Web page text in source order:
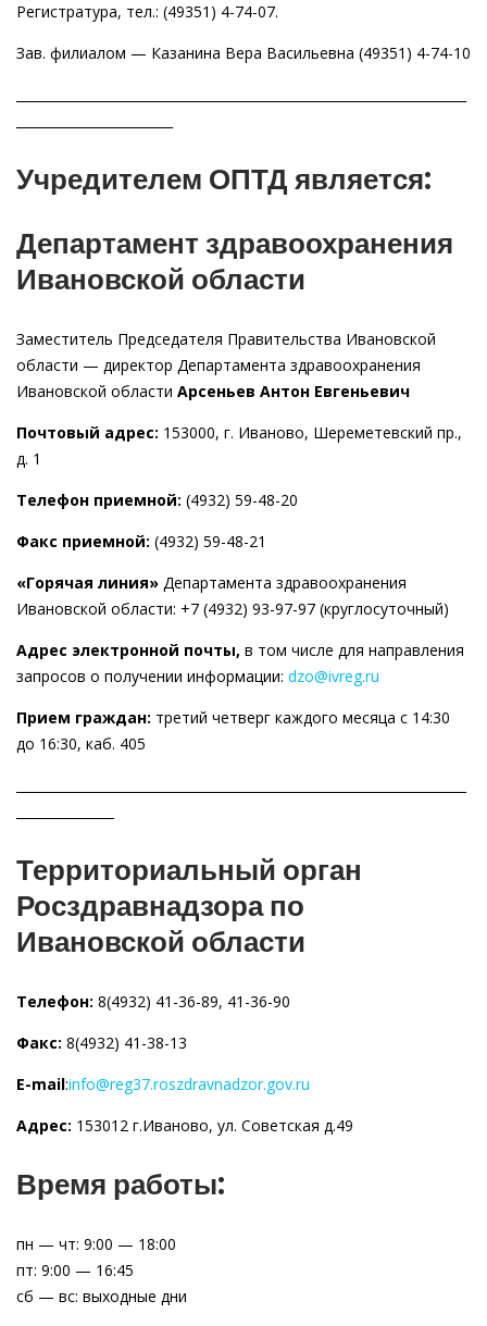
Регистратура, тел.: (49351) 4-74-07.
Зав. филиалом — Казанина Вера Васильевна (49351) 4-74-10
Учредителем ОПТД является:
Департамент здравоохранения
Ивановской области
Заместитель Председателя Правительства Ивановской
области — директор Департамента здравоохранения
Ивановской области Арсеньев Антон Евгеньевич
Почтовый адрес: 153000, г. Иваново, Шереметевский пр.,
д. 1
Телефон приемной: (4932) 59-48-20
Факс приемной: (4932) 59-48-21
«Горячая линия» Департамента здравоохранения
Ивановской области: +7 (4932) 93-97-97 (круглосуточный)
Адрес электронной почты, в том числе для направления
запросов о получении информации: dzo@ivreg.ru
Прием граждан: третий четверг каждого месяца с 14:30
до 16:30, каб. 405
Территориальный орган
Росздравнадзора по
Ивановской области
Телефон: 8(4932) 41-36-89, 41-36-90
Факс: 8(4932) 41-38-13
E-mail:info@reg37.roszdravnadzor.gov.ru
Адрес: 153012 г.Иваново, ул. Советская д.49
Время работы:
пн — чт: 9:00 — 18:00
пт: 9:00 — 16:45
сб — вс: выходные дни